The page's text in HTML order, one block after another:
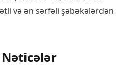
və ən sərfəli şəbəkələrdən